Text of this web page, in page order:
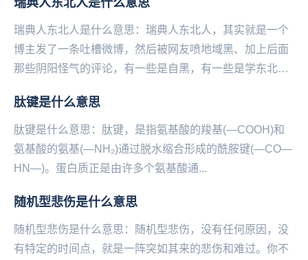
瑞典人东北人是什么意思：瑞典人东北人，其实就是一个
博主发了一条吐槽微博，然后被网友喷地域黑、加上后面
那些阴阳怪气的评论，有一些是自黑，有一些是学东北人
说...
肽键是什么意思
肽键是什么意思：肽‌‌‌‌‌‌‌‌‌‌键，是指氨基酸的羧基(—COOH)和
氨基酸的氨基(—NH₂)通过脱水缩合形成的酰胺键(—CO—
HN—)。蛋白质正是由许多个氨基酸通...
随机型悲伤是什么意思
随机型悲伤是什么意思：随机型悲伤，没有任何原因，没
有特定的时间点，就是一阵突如其来的悲伤和难过。你不